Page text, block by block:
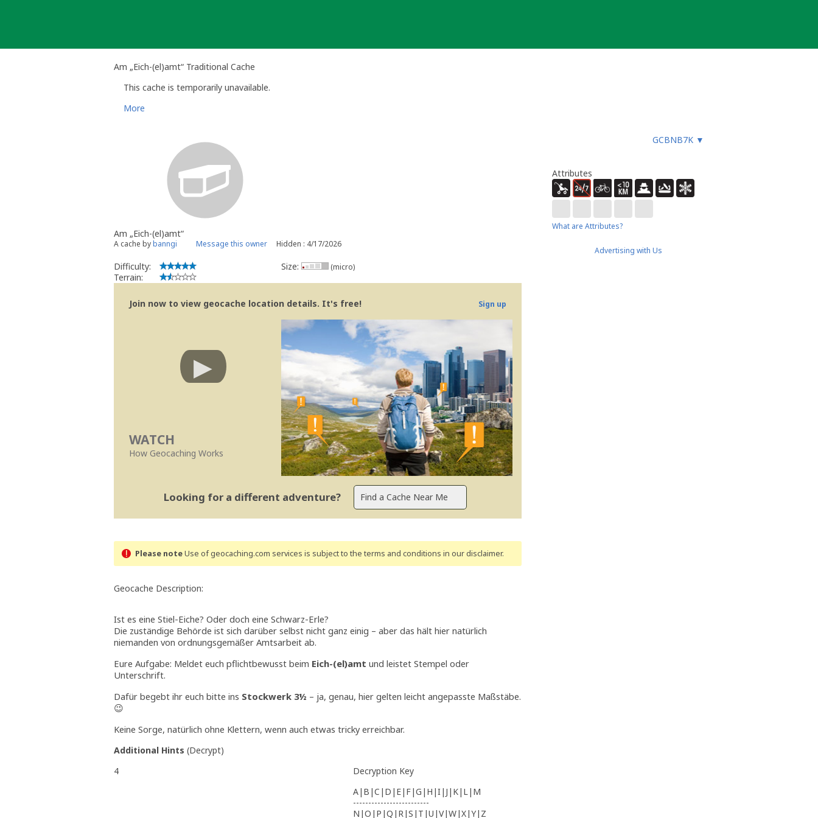
Am „Eich-(el)amt“ Traditional Cache
This cache is temporarily unavailable.
More
GCBNB7K ▼
Am „Eich-(el)amt“
A cache bybanngi Message this owner Hidden : 4/17/2026
Difficulty:
Terrain:
Size: (micro)
Join now to view geocache location details. It's free! Sign up
WATCH
How Geocaching Works
Looking for a different adventure?
Please noteUse of geocaching.com services is subject to the terms and conditions in our disclaimer.
Geocache Description:
Ist es eine Stiel-Eiche? Oder doch eine Schwarz-Erle?
Die zuständige Behörde ist sich darüber selbst nicht ganz einig – aber das hält hier natürlich
niemanden von ordnungsgemäßer Amtsarbeit ab.
Eure Aufgabe: Meldet euch pflichtbewusst beim Eich-(el)amt und leistet Stempel oder
Unterschrift.
Dafür begebt ihr euch bitte ins Stockwerk 3½ – ja, genau, hier gelten leicht angepasste Maßstäbe.
😉
Keine Sorge, natürlich ohne Klettern, wenn auch etwas tricky erreichbar.
Additional Hints (Decrypt)
4
Decryption Key
A|B|C|D|E|F|G|H|I|J|K|L|M
-------------------------
N|O|P|Q|R|S|T|U|V|W|X|Y|Z
Attributes
What are Attributes?
Advertising with Us